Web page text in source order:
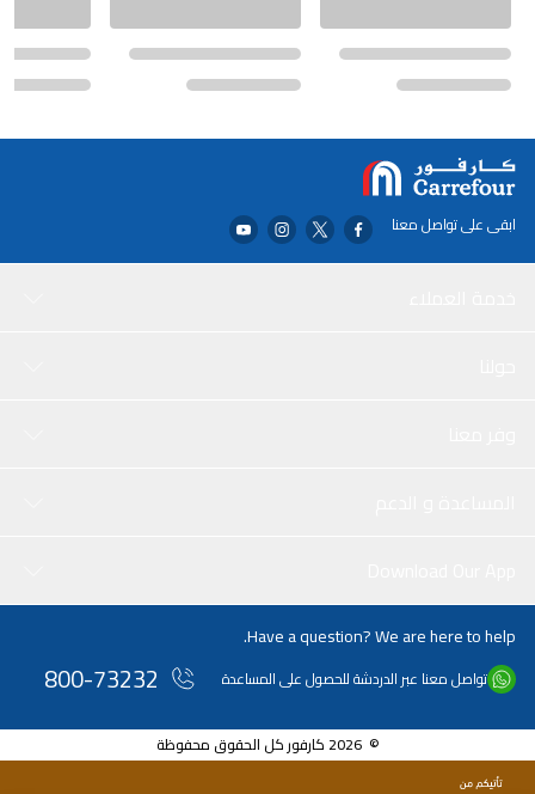
ابقى على تواصل معنا
Have a question? We are here to help.
تواصل معنا عبر الدردشة للحصول على المساعدة 800-73232
© 2026 كارفور كل الحقوق محفوظة